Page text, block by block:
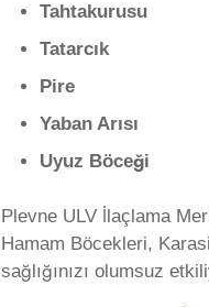
Tahtakurusu
Tatarcık
Pire
Yaban Arısı
Uyuz Böceği
Plevne ULV İlaçlama
Hamam Böcekleri,
sağlığınızı olumsuz